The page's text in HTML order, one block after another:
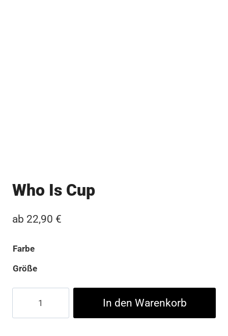
Who Is Cup
ab 22,90 €
Farbe
Größe
Cup
In den Warenkorb